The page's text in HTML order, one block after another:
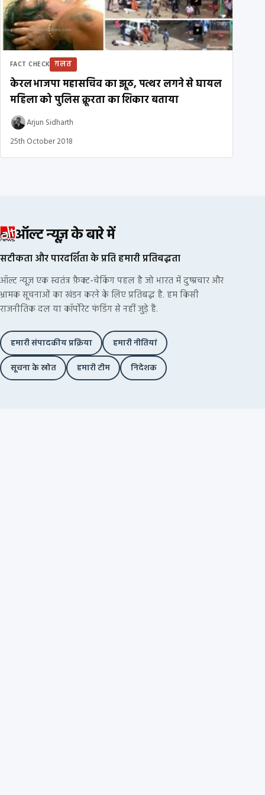
FACT CHECK ग़लत
केरल भाजपा महासचिव का झूठ, पत्थर लगने से घायल
महिला को पुलिस क्रूरता का शिकार बताया
Arjun Sidharth
25th October 2018
ऑल्ट न्यूज़ के बारे में
सटीकता और पारदर्शिता के प्रति हमारी प्रतिबद्धता
ऑल्ट न्यूज़ एक स्वतंत्र फ़ैक्ट-चेकिंग पहल है जो भारत में दुष्प्रचार और
भ्रामक सूचनाओं का खंडन करने के लिए प्रतिबद्ध है. हम किसी
राजनीतिक दल या कॉर्पोरेट फंडिंग से नहीं जुड़े हैं.
हमारी संपादकीय प्रक्रिया
हमारी नीतियां
सूचना के स्रोत
हमारी टीम निदेशक